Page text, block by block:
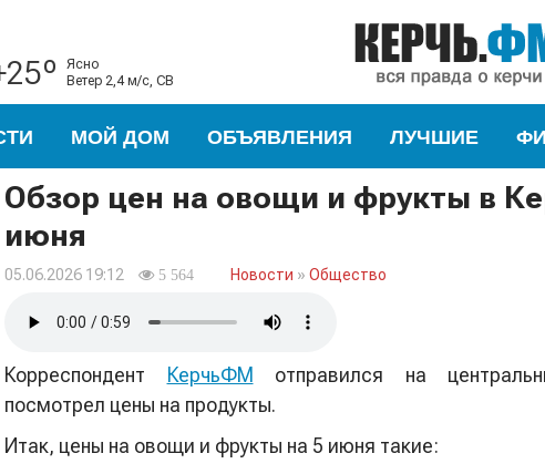
ясно
ветер 2,4 м/с, СВ
МОЙ ДОМ ОБЪЯВЛЕНИЯ ЛУЧШИЕ
Обзор цен на овощи и фрукты в
июня
05.06.2026 19:12 5 564 Новости » Общество
Корреспондент КерчьФМ
отправился на
посмотрел цены на продукты.
Итак, цены на овощи и фрукты на 5 июня такие: